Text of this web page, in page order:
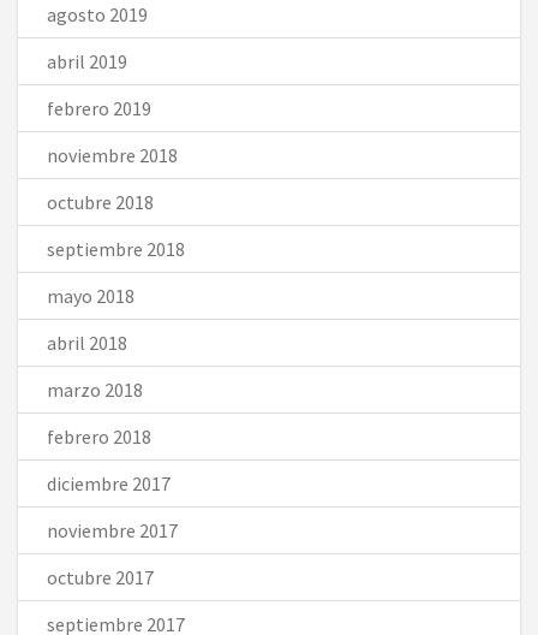
agosto 2019
abril 2019
febrero 2019
noviembre 2018
octubre 2018
septiembre 2018
mayo 2018
abril 2018
marzo 2018
febrero 2018
diciembre 2017
noviembre 2017
octubre 2017
septiembre 2017